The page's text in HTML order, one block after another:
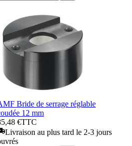
Bride de serrage réglable
12 mm
€TTC
Livraison au plus tard le 2-3 jours